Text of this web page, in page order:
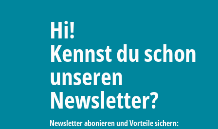
Hi!
Kennst du schon
unseren
Newsletter?
Newsletter abonieren und Vorteile sichern: